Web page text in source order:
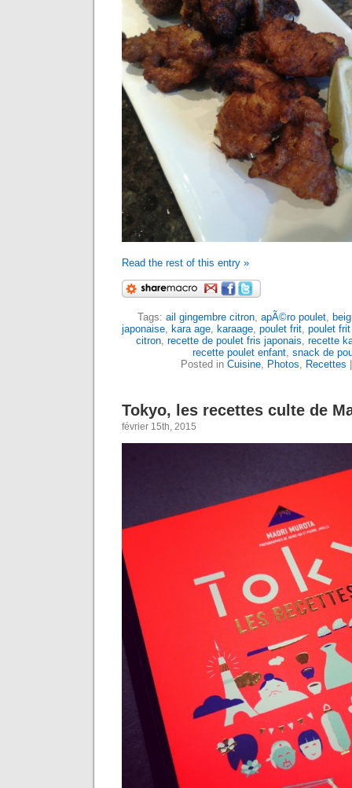
Read the rest of this entry »
Tags: ail gingembre citron apÃ©ro poulet
japonaise kara age karaage poulet frit poulet
citron, recette de poulet fris japonais recette
recette poulet enfant, snack de
Posted in Cuisine Photos Recettes
Tokyo, les recettes culte de
février 15th, 2015